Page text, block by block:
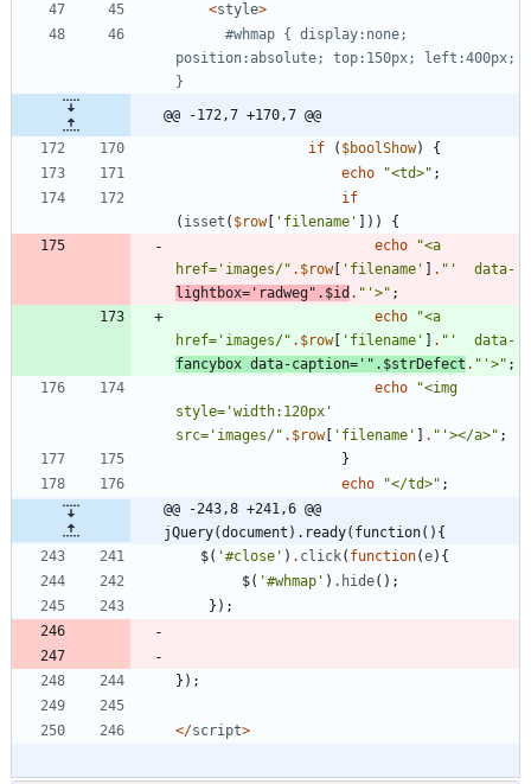
<style>
#whmap { display:none;
position:absolute; top:150px; left:400px;
@@ -172,7 +170,7 @@
if
( $boolShow)
{
echo
"<td>" ;
if
( isset ( $row[ 'filename' ]))
{
echo
"<a
href='images/" . $row[ 'filename' . " '  data-
lightbox='radweg" . $id . " '>" ;
echo
"<a
href='images/" . $row[ 'filename' . " '  data-
fancybox data-caption=' " . $strDefect . " '>" ;
echo
"<img
style='width:120px'
src='images/" . $row[ 'filename' . " '></a>" ;
}
echo
"</td>" ;
@@ -243,8 +241,6 @@
jQuery(document).ready(function(){
$( '#close' ) . click( function(e){
$( '#whmap' ) . hide();
});
});
</script>